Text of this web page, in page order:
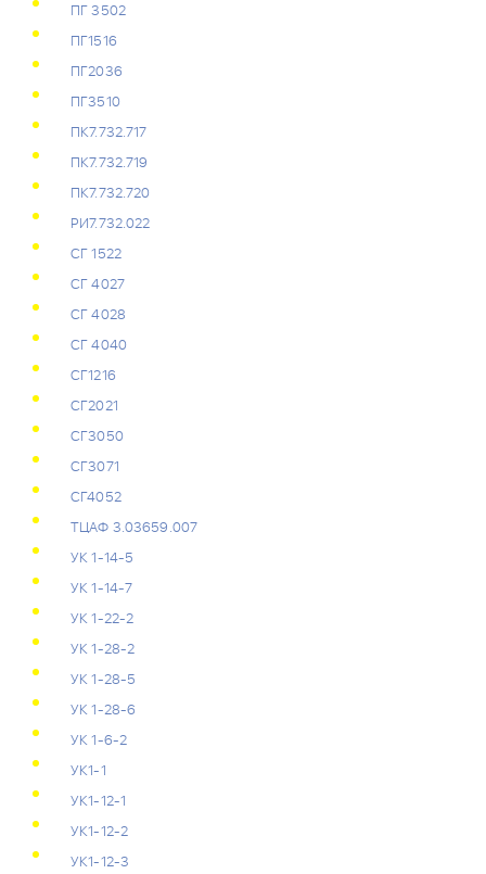
ПГ 3502
ПГ1516
ПГ2036
ПГ3510
ПК7.732.717
ПК7.732.719
ПК7.732.720
РИ7.732.022
СГ 1522
СГ 4027
СГ 4028
СГ 4040
СГ1216
СГ2021
СГ3050
СГ3071
СГ4052
ТЦАФ 3.03659.007
УК 1-14-5
УК 1-14-7
УК 1-22-2
УК 1-28-2
УК 1-28-5
УК 1-28-6
УК 1-6-2
УК1-1
УК1-12-1
УК1-12-2
УК1-12-3